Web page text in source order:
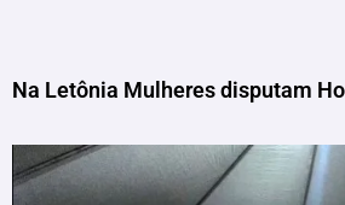
Na Letônia Mulheres disputam